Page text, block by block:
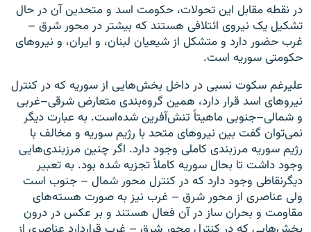
در نقطه مقابل این تحولات، حکومت اسد و متحدین آن در حال
تشکیل یک نیروی ائتلافی هستند که بیشتر در محور شرق –
غرب حضور دارد و متشکل از شیعیان لبنان، و ایران، و نیروهای
حکومتی سوریه است.
علیرغم سکوت نسبی در داخل بخش‌هایی از سوریه که در کنترل
نیروهای اسد قرار دارد، همین گروه‌بندی متعارض شرقی–غربی
و شمالی–جنوبی ماهیتاً تنش‌آفرین شده‌است. به عبارت دیگر
نمی‌توان گفت بین نیروهای متحد با رژیم سوریه و مخالف با
رژیم سوریه مرزبندی کاملی وجود دارد. اگر چنین مرزبندی‌هایی
وجود داشت تا بحال سوریه کاملاً تجزیه شده بود. به تعبیر
دیگرنقاطی وجود دارد که در کنترل محور شمال – جنوب است
ولی عناصری از محور شرق – غرب نیز به صورت هسته‌های
مقاومت و بحران ساز در آن فعال هستند و بر عکس در درون